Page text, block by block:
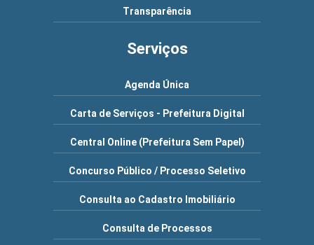
Transparência
Serviços
Agenda Única
Carta de Serviços - Prefeitura Digital
Central Online (Prefeitura Sem Papel)
Concurso Público / Processo Seletivo
Consulta ao Cadastro Imobiliário
Consulta de Processos